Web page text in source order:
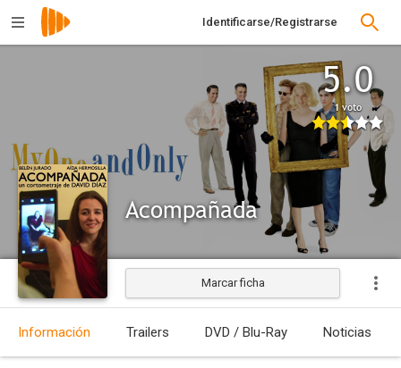
Identificarse/Registrarse
5.0
1 voto
Acompañada
Estrenada
Marcar ficha
Información Trailers DVD / Blu-Ray Noticias